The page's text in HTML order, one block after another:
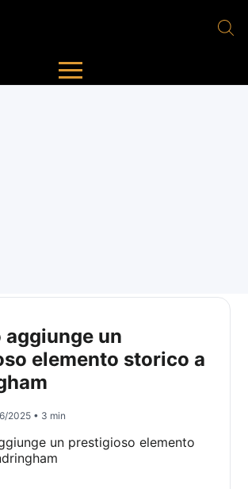
aggiunge un
elemento storico a
2025 • 3 min